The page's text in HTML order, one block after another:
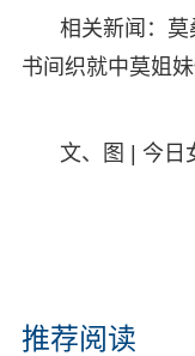
相关新闻：
书间织就中莫姐
文、图 | 今日
推荐阅读